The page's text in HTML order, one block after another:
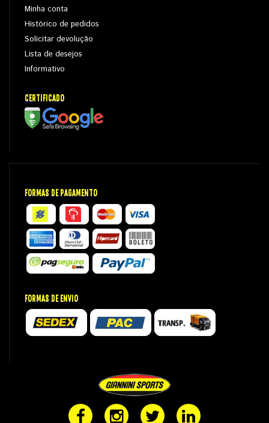
Minha conta
Histórico de pedidos
Solicitar devolução
Lista de desejos
Informativo
CERTIFICADO
FORMAS DE PAGAMENTO
FORMAS DE ENVIO